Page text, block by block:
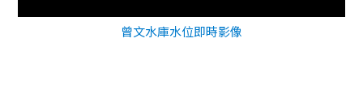
曾文水庫水位即時影像